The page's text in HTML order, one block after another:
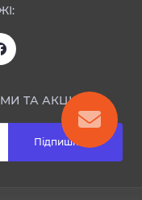
ТА АКЦІЯМИ:
Підпишіться